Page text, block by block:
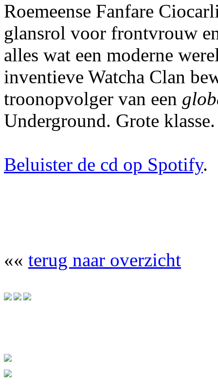
Roemeense Fanfare
glansrol voor frontvrouw
alles wat een moderne
inventieve Watcha Clan
troonopvolger van een
Underground. Grote
Beluister de cd op Spotify.
«« terug naar overzicht